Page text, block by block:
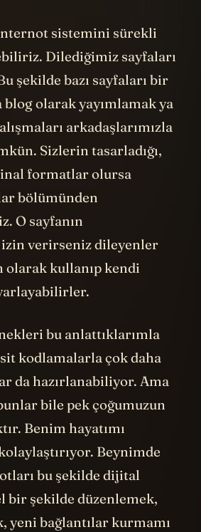
sistemini sürekli
Dilediğimiz sayfaları
şekilde bazı sayfaları bir
blog olarak yayımlamak ya
arkadaşlarımızla
Sizlerin tasarladığı,
formatlar olursa
bölümünden
O sayfanın
izin verirseniz dileyenler
olarak kullanıp kendi
bu anlattıklarımla
kodlamalarla çok daha
da hazırlanabiliyor. Ama
bile pek çoğumuzun
Benim hayatımı
Beynimde
bu şekilde dijital
bir şekilde düzenlemek,
yeni bağlantılar kurmamı